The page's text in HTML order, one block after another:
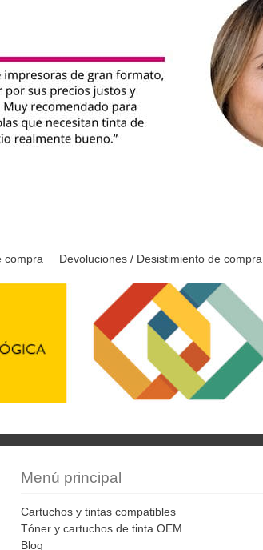
compra Devoluciones / Desistimiento de compra
Menú principal
Cartuchos y tintas compatibles
Tóner y cartuchos de tinta OEM
Blog